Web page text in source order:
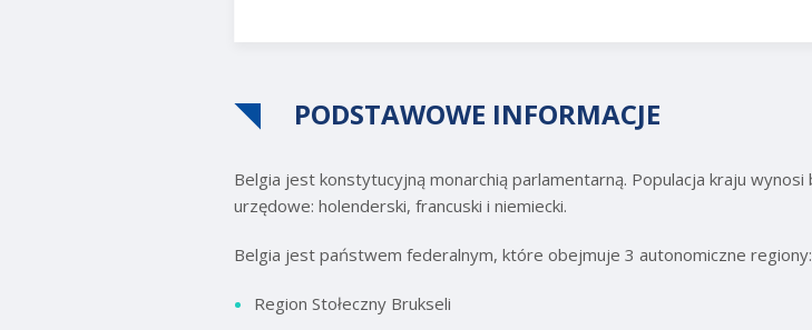
PODSTAWOWE INFORMACJE
Belgia jest konstytucyjną monarchią parlamentarną. Populacja kraju
urzędowe: holenderski, francuski i niemiecki.
Belgia jest państwem federalnym, które obejmuje 3 autonomiczne regiony:
Region Stołeczny Brukseli